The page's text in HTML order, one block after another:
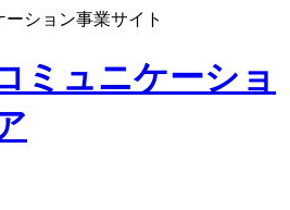
ション事業サイト
ミュニケーショ